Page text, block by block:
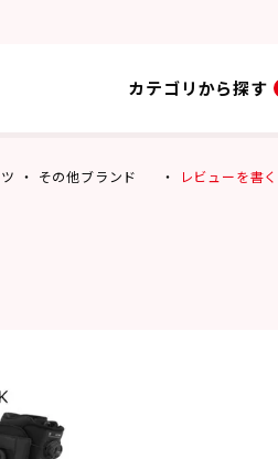
カテゴリから探す
その他ブランド レビューを書く